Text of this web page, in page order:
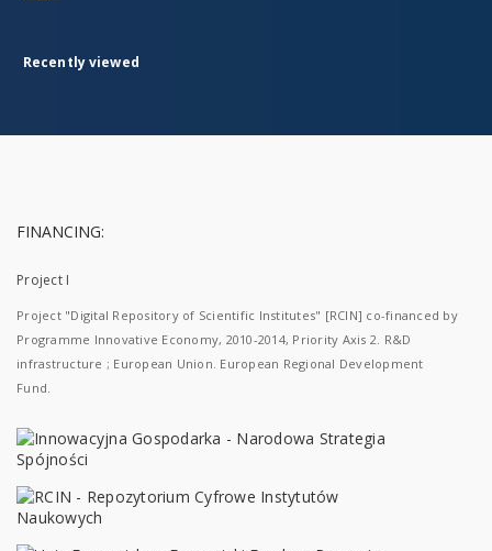
Recently viewed
FINANCING:
Project I
Project "Digital Repository of Scientific Institutes" [RCIN] co-financed by
Programme Innovative Economy, 2010-2014, Priority Axis 2. R&D
infrastructure ; European Union. European Regional Development
Fund.